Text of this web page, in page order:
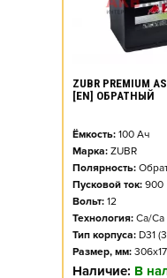
ZUBR PREMIUM
[EN] ОБРАТНЫЙ
Ёмкость: 100 Ач
Марка: ZUBR
Полярность:
Пусковой ток: 900
Вольт: 12
Технология: Ca/Ca
Тип корпуса: D31
Размер, мм:
Наличие: В